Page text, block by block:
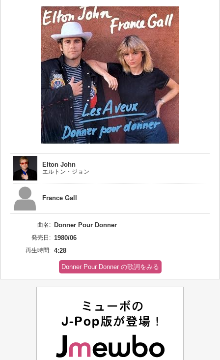
Elton John
エルトン・ジョン
France Gall
曲名: Donner Pour Donner
発売日: 1980/06
再生時間: 4:28
Donner Pour Donner の歌詞をみる